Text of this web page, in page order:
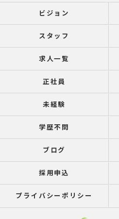
ビジョン
スタッフ
求人一覧
正社員
未経験
学歴不問
ブログ
採用申込
プライバシーポリシー